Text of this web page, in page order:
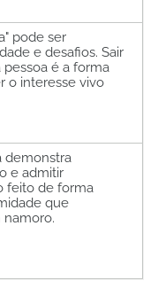
pode ser
e desafios. Sair
é a forma
o interesse vivo
demonstra
e admitir
feito de forma
que
namoro.